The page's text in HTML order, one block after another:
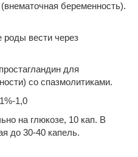
беременность).
вести через
для
со спазмолитиками.
1,0
на глюкозе, 10 кап. В
до 30-40 капель.